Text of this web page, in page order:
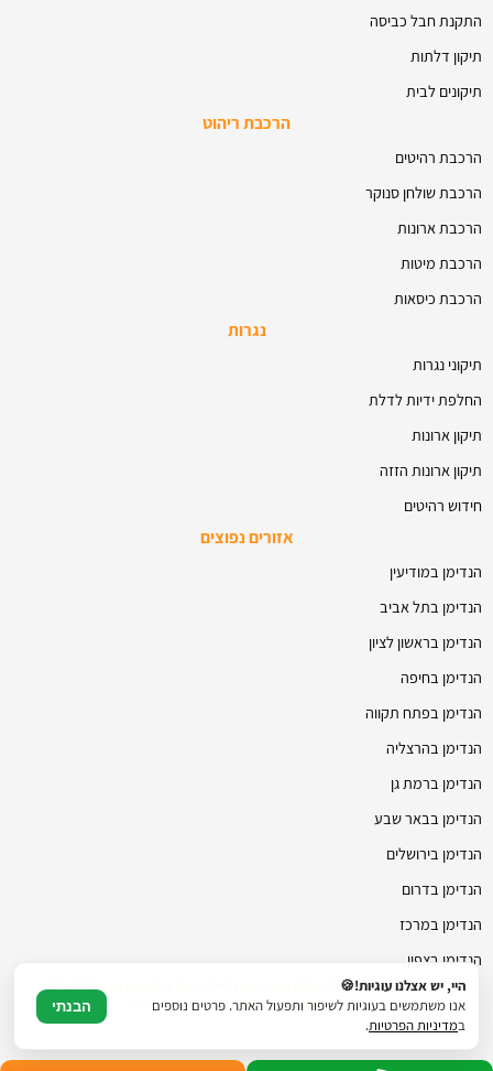
התקנת חבל כביסה
תיקון דלתות
תיקונים לבית
הרכבת ריהוט
הרכבת רהיטים
הרכבת שולחן סנוקר
הרכבת ארונות
הרכבת מיטות
הרכבת כיסאות
נגרות
תיקוני נגרות
החלפת ידיות לדלת
תיקון ארונות
תיקון ארונות הזזה
חידוש רהיטים
אזורים נפוצים
הנדימן במודיעין
הנדימן בתל אביב
הנדימן בראשון לציון
הנדימן בחיפה
הנדימן בפתח תקווה
הנדימן בהרצליה
הנדימן ברמת גן
הנדימן בבאר שבע
הנדימן בירושלים
הנדימן בדרום
הנדימן במרכז
הנדימן בצפון
hmanhman.co.il@gmail.com | טלפון: 077-4706236
היי, יש אצלנו עוגיות!🍪
אנו משתמשים בעוגיות לשיפור ותפעול האתר. פרטים נוספים
במדיניות הפרטיות.
הבנתי